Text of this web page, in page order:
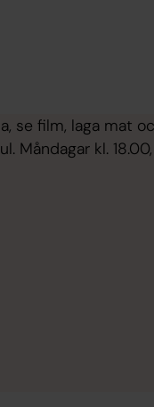
se film, laga mat
kl.